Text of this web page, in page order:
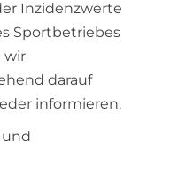
Inzidenzwerte
Sportbetriebes
wir
darauf
informieren.